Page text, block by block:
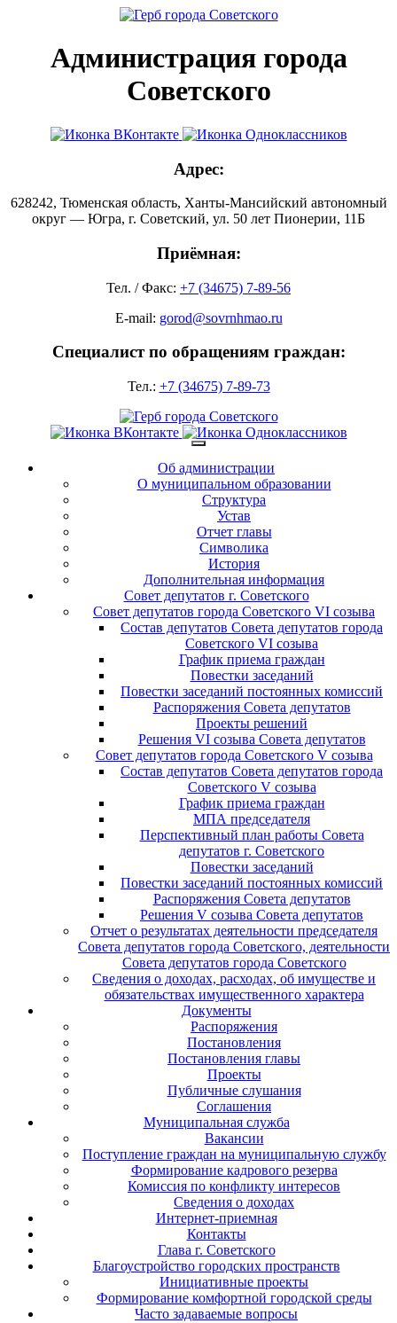
Администрация города
Советского
Адрес:
628242, Тюменская область, Ханты-Мансийский автономный
округ — Югра, г. Советский, ул. 50 лет Пионерии, 11Б
Приёмная:
Тел. / Факс: +7 (34675) 7-89-56
E-mail: gorod@sovrnhmao.ru
Специалист по обращениям граждан:
Тел.: +7 (34675) 7-89-73
Об администрации
О муниципальном образовании
Структура
Устав
Отчет главы
Символика
История
Дополнительная информация
Совет депутатов г. Советского
Совет депутатов города Советского VI созыва
Состав депутатов Совета депутатов города
Советского VI созыва
График приема граждан
Повестки заседаний
Повестки заседаний постоянных комиссий
Распоряжения Совета депутатов
Проекты решений
Решения VI созыва Совета депутатов
Совет депутатов города Советского V созыва
Состав депутатов Совета депутатов города
Советского V созыва
График приема граждан
МПА председателя
Перспективный план работы Совета
депутатов г. Советского
Повестки заседаний
Повестки заседаний постоянных комиссий
Распоряжения Совета депутатов
Решения V созыва Совета депутатов
Отчет о результатах деятельности председателя
Совета депутатов города Советского, деятельности
Совета депутатов города Советского
Сведения о доходах, расходах, об имуществе и
обязательствах имущественного характера
Документы
Распоряжения
Постановления
Постановления главы
Проекты
Публичные слушания
Соглашения
Муниципальная служба
Вакансии
Поступление граждан на муниципальную службу
Формирование кадрового резерва
Комиссия по конфликту интересов
Сведения о доходах
Интернет-приемная
Контакты
Глава г. Советского
Благоустройство городских пространств
Инициативные проекты
Формирование комфортной городской среды
Часто задаваемые вопросы